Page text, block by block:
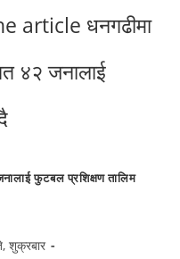
फुटबल प्रशिक्षण तालिम
शुक्रबार